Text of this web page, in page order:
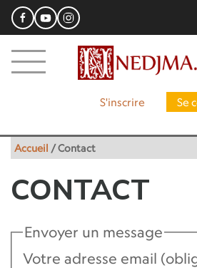
S'inscrire Se
Accueil /Contact
CONTACT
Envoyer un message
Votre adresse email